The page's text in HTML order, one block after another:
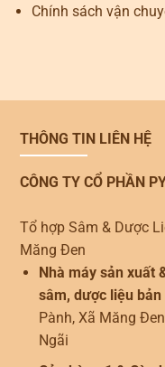
Chính sách vận
THÔNG TIN LIÊN HỆ
CÔNG TY CỔ PHẦN
Tổ hợp Sâm & Dược
Măng Đen
Nhà máy sản xuất
sâm, dược liệu bản
Pành, Xã Măng
Ngãi